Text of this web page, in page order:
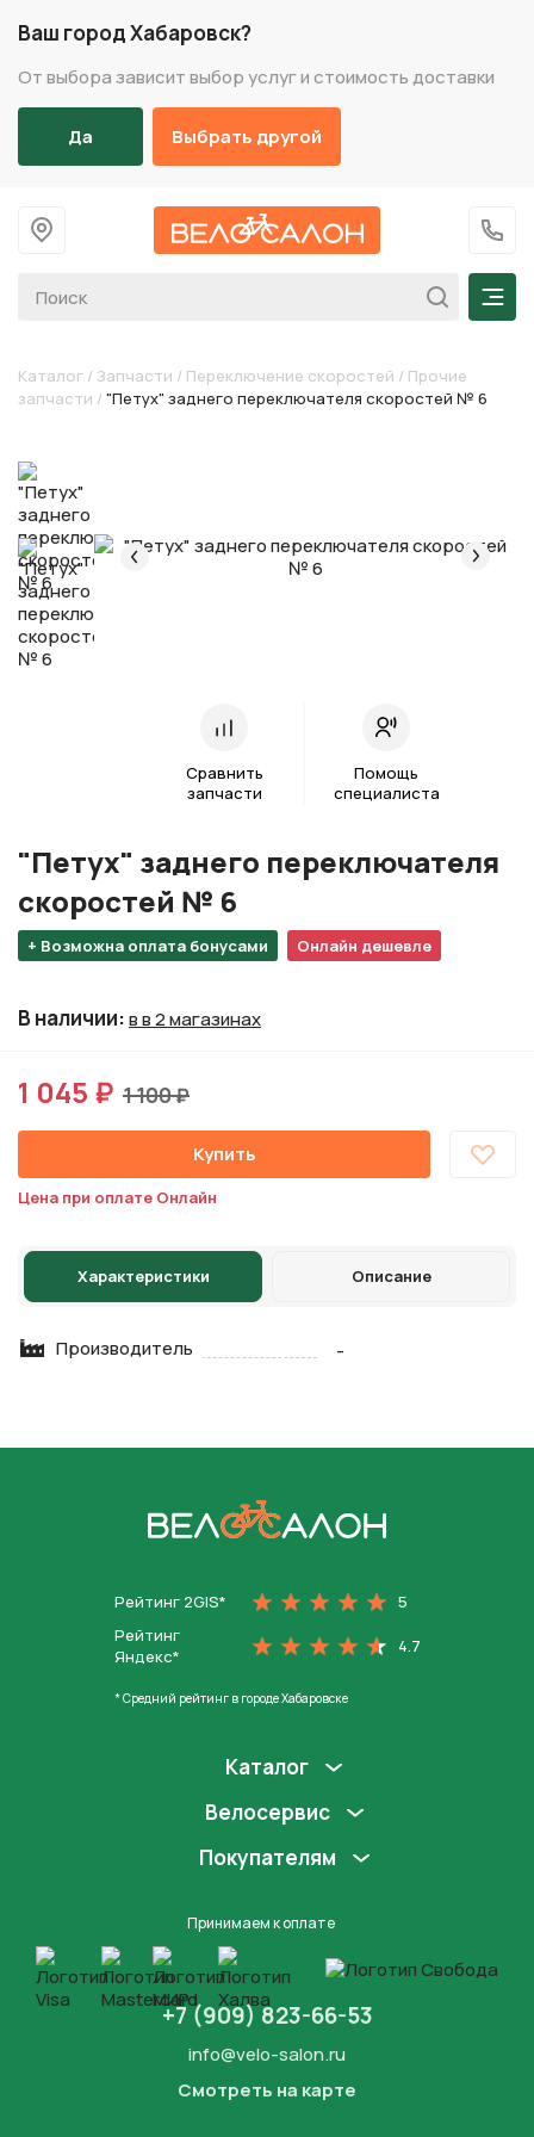
Ваш город Хабаровск?
От выбора зависит выбор услуг и стоимость доставки
Да Выбрать другой
На главную
+7
Каталог / Запчасти / Переключение скоростей / Прочие
запчасти / "Петух" заднего переключателя скоростей № 6
Сравнить
запчасти
Помощь
специалиста
+ Возможна оплата бонусами Онлайн дешевле
"Петух" заднего переключателя
скоростей № 6
В наличии:в в 2 магазинах
1 045 ₽ 1 100 ₽
Купить
Цена при оплате Онлайн
Характеристики Описание
Производитель -
Рейтинг 2GIS*
5
Рейтинг
Яндекс*
4.7
* Средний рейтинг в городе Хабаровске
Каталог
Велосервис
Покупателям
Принимаем к оплате
+7 (909) 823-66-53
info@velo-salon.ru
Смотреть на карте